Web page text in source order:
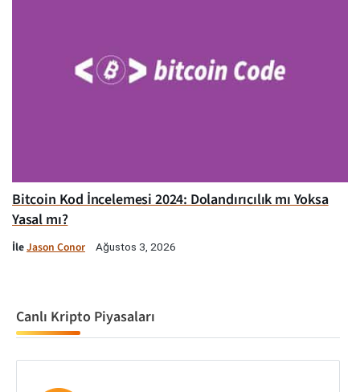
Bitcoin Kod İncelemesi 2024: Dolandırıcılık mı Yoksa
Yasal mı?
İleJason Conor Ağustos 3, 2026
Canlı Kripto Piyasaları